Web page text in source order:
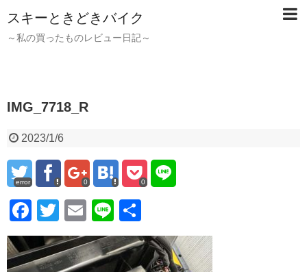
スキーときどきバイク
～私の買ったものレビュー日記～
IMG_7718_R
2023/1/6
error 0 0
F
a
c
T
wi
tt
E
m
ail
Li
n
e
有